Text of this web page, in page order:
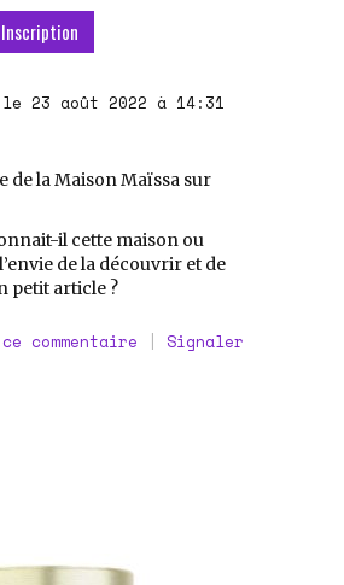
Inscription
23 août 2022 à 14:31
de la Maison Maïssa sur
il cette maison ou
de la découvrir et de
petit article ?
commentaire | Signaler